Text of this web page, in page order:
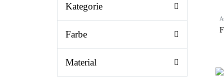
Kategorie
Farbe
Material